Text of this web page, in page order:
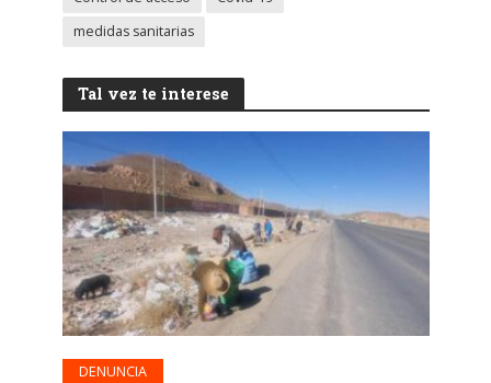
medidas sanitarias
Tal vez te interese
DENUNCIA